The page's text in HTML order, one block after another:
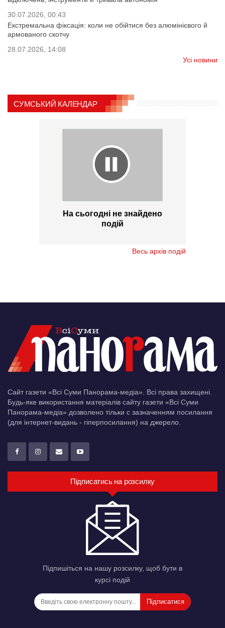
30.07.2026, 00:43
Екстремальна фіксація: коли не обійтися без алюмінієвого й
армованого скотчу
28.07.2026, 14:08
Усі новини
СУМСЬКИЙ КАЛЕНДАР
На сьогодні не знайдено
подій
Весь архів подій
Сайт газети «Всі Суми Панорама-медіа». Всі права захищені.
Будь-яке використання матеріалів сайту газети «Всі Суми
Панорама-медіа» дозволено тільки c зазначенням посилання
(для інтернет-видань - гіперпосилання) на джерело.
Підписатись на розсилку
Підпишіться на нашу розсилку, щоб бути в
курсі подій
Підписатися